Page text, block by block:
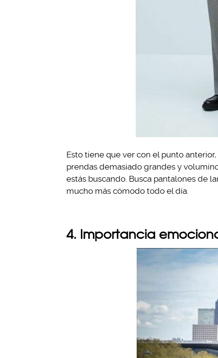
Esto tiene que ver con el punto
prendas demasiado grandes y
estás buscando. Busca pantalones de
mucho más cómodo todo el día.
4. Importancia